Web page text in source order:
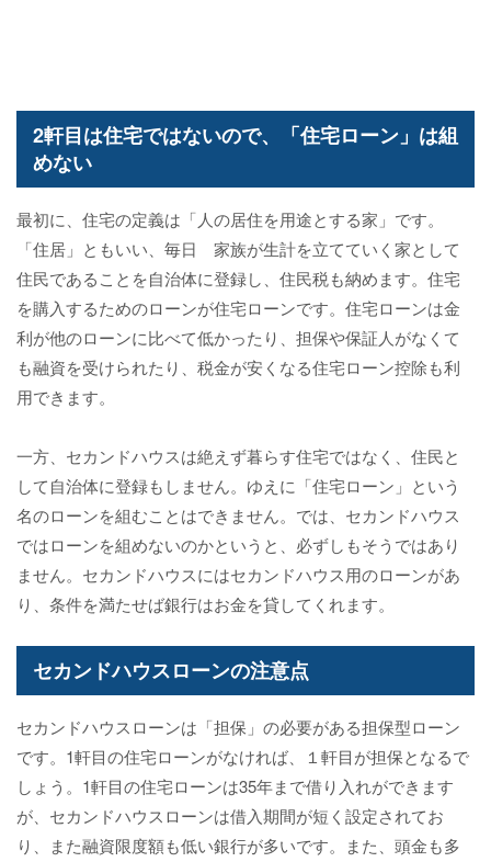
2軒目は住宅ではないので、「住宅ローン」は組
めない
最初に、住宅の定義は「人の居住を用途とする家」です。
「住居」ともいい、毎日 家族が生計を立てていく家として
住民であることを自治体に登録し、住民税も納めます。住宅
を購入するためのローンが住宅ローンです。住宅ローンは金
利が他のローンに比べて低かったり、担保や保証人がなくて
も融資を受けられたり、税金が安くなる住宅ローン控除も利
用できます。
一方、セカンドハウスは絶えず暮らす住宅ではなく、住民と
して自治体に登録もしません。ゆえに「住宅ローン」という
名のローンを組むことはできません。では、セカンドハウス
ではローンを組めないのかというと、必ずしもそうではあり
ません。セカンドハウスにはセカンドハウス用のローンがあ
り、条件を満たせば銀行はお金を貸してくれます。
セカンドハウスローンの注意点
セカンドハウスローンは「担保」の必要がある担保型ローン
です。1軒目の住宅ローンがなければ、１軒目が担保となるで
しょう。1軒目の住宅ローンは35年まで借り入れができます
が、セカンドハウスローンは借入期間が短く設定されてお
り、また融資限度額も低い銀行が多いです。また、頭金も多